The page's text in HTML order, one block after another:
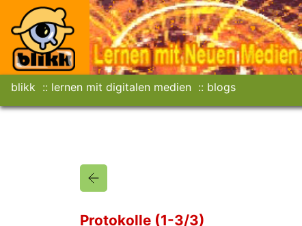
blikk lernen mit digitalen medien blogs
Protokolle (1-3/3)